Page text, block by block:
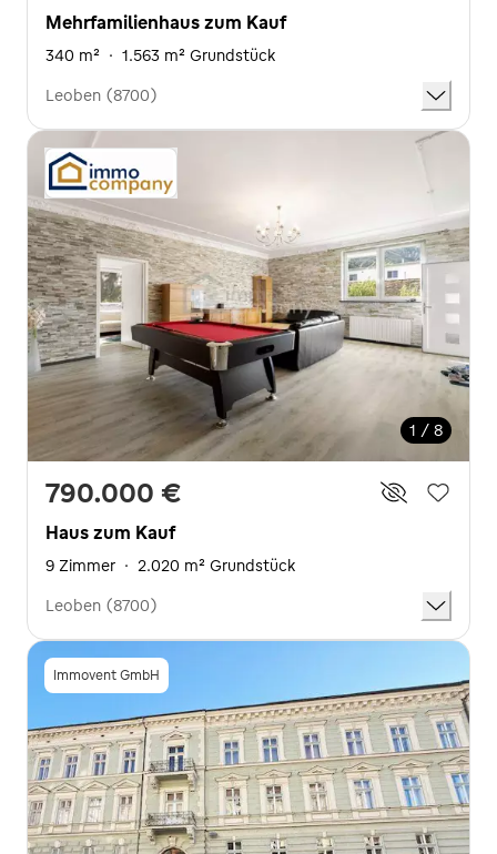
Mehrfamilienhaus zum Kauf
340 m² · 1.563 m² Grundstück
Leoben (8700)
1 / 8
790.000 €
Haus zum Kauf
9 Zimmer · 2.020 m² Grundstück
Leoben (8700)
Immovent GmbH